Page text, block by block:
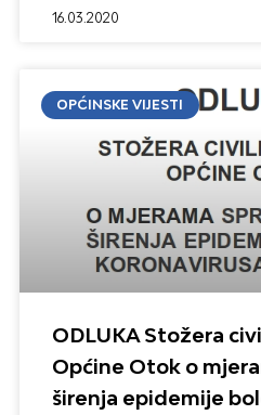
16.03.2020
OPĆINSKE VIJESTI
ODLUKA Stožera
Općine Otok o
širenja epidemije